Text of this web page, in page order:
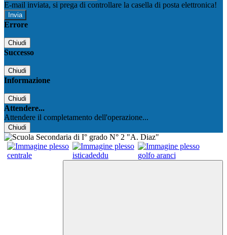
E-mail inviata, si prega di controllare la casella di posta elettronica!
Errore
Chiudi
Successo
Chiudi
Informazione
Chiudi
Attendere...
Attendere il completamento dell'operazione...
Chiudi